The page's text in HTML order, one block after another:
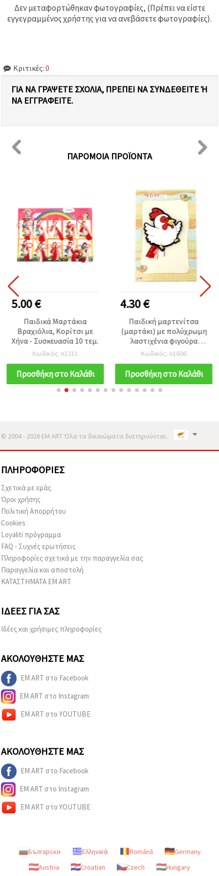
Δεν μεταφορτώθηκαν φωτογραφίες, (Πρέπει να είστε
εγγεγραμμένος χρήστης για να ανεβάσετε φωτογραφίες).
Κριτικές: 0
ΓΙΑ ΝΑ ΓΡΆΨΕΤΕ ΣΧΌΛΙΑ, ΠΡΈΠΕΙ ΝΑ ΣΥΝΔΕΘΕΊΤΕ Ή Ν
Α ΕΓΓΡΑΦΕΊΤΕ.
ΠΑΡΌΜΟΙΑ ΠΡΟΪΌΝΤΑ
5.00 €
Παιδικά Μαρτάκια
Βραχιόλια, Κορίτσι με
Χήνα - Συσκευασία 10 τεμ.
Κωδικός: n1311
Προσθήκη στο Καλάθι
4.30 €
Παιδική μαρτενίτσα
(μαρτάκι) με πολύχρωμη
λαστιχένια φιγούρα
κόκορα, Λευκό/Κόκκινο/
Κίτρινο – Συσκευασία 10
τεμ.
Κωδικός: n1606
Προσθήκη στο Καλάθι
© 2004 - 2026 EM ART Όλα τα δικαιώματα διατηρούνται..
ΠΛΗΡΟΦΟΡΊΕΣ
Σχετικά με εμάς
Όροι χρήσης
Πολιτική Απορρήτου
Cookies
Loyaliti πρόγραμμα
FAQ - Συχνές ερωτήσεις
Πληροφορίες σχετικά με την παραγγελία σας
Παραγγελία και αποστολή
ΚΑΤΑΣΤΗΜΑΤΑ EM ART
ΙΔΈΕΣ ΓΙΑ ΣΑΣ
Ιδέες και χρήσιμες πληροφορίες
ΑΚΟΛΟΥΘΉΣΤΕ ΜΑΣ
EM ART στο Facebook
EM ART στο Instagram
EM ART στο YOUTUBE
ΑΚΟΛΟΥΘΉΣΤΕ ΜΑΣ
EM ART στο Facebook
EM ART στο Instagram
EM ART στο YOUTUBE
Български Ελληνικά Română
Germany
Austria
Croatian Czech Hungary